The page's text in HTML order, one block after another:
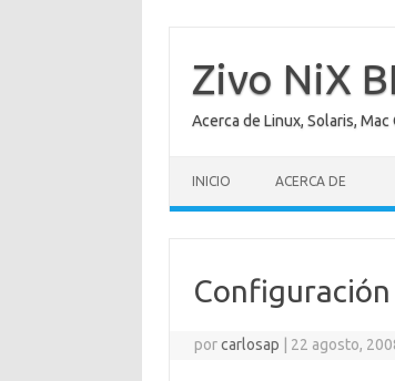
contenido
Zivo NiX
Acerca de Linux, Solaris,
INICIO ACERCA DE
Configuración
porcarlosap 22 agosto,